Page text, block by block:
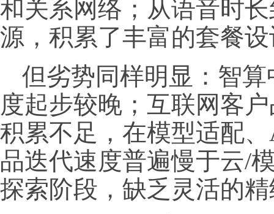
和关系网络；从语音时
源，积累了丰富的套餐
但劣势同样明显：智
度起步较晚；互联网客
积累不足，在模型适配
品迭代速度普遍慢于云/
探索阶段，缺乏灵活的